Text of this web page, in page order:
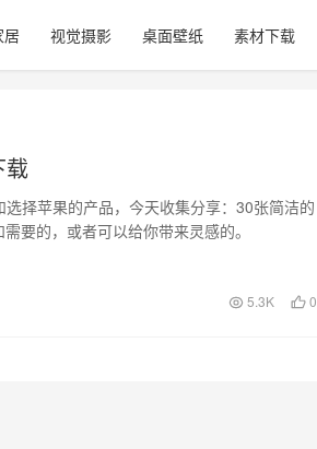
居 视觉摄影 桌面壁纸 素材下载
载
择苹果的产品，今天收集分享：30张简洁的
要的，或者可以给你带来灵感的。
5.3K 0